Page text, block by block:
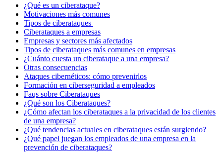
¿Qué es un ciberataque?
Motivaciones más comunes
Tipos de ciberataques
Ciberataques a empresas
Empresas y sectores más afectados
Tipos de ciberataques más comunes en empresas
¿Cuánto cuesta un ciberataque a una empresa?
Otras consecuencias
Ataques cibernéticos: cómo prevenirlos
Formación en ciberseguridad a empleados
Faqs sobre Ciberataques
¿Qué son los Ciberataques?
¿Cómo afectan los ciberataques a la privacidad de los clientes
de una empresa?
¿Qué tendencias actuales en ciberataques están surgiendo?
¿Qué papel juegan los empleados de una empresa en la
prevención de ciberataques?